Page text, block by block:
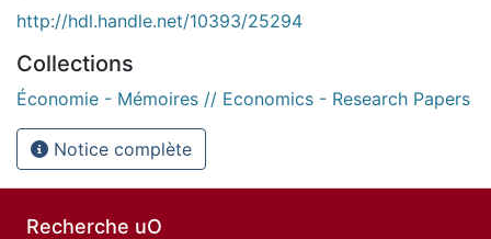
http://hdl.handle.net/10393/25294
Collections
Économie - Mémoires // Economics - Research Papers
Notice complète
Recherche uO